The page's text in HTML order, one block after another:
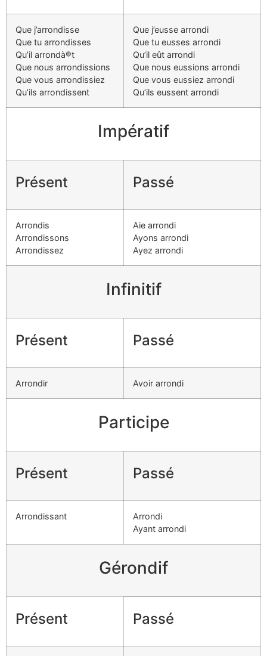
Que j’arrondisse
Que tu arrondisses
Qu’il arrondà®t
Que nous arrondissions
Que vous arrondissiez
Qu’ils arrondissent
Que j’eusse arrondi
Que tu eusses arrondi
Qu’il eût arrondi
Que nous eussions arrondi
Que vous eussiez arrondi
Qu’ils eussent arrondi
Impératif
Présent Passé
Arrondis
Arrondissons
Arrondissez
Aie arrondi
Ayons arrondi
Ayez arrondi
Infinitif
Présent Passé
Arrondir Avoir arrondi
Participe
Présent Passé
Arrondissant
Arrondi
Ayant arrondi
Gérondif
Présent Passé